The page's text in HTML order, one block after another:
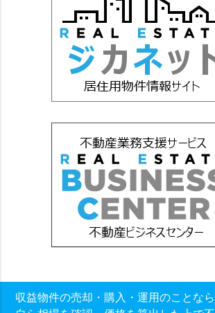
収益物件の売却・購入・運用のことなら